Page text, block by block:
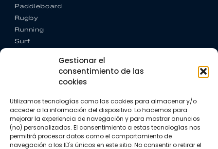
Gestionar el
consentimiento de las
cookies
Utilizamos tecnologías como las cookies para almacenar y/o
acceder a la información del dispositivo. Lo hacemos para
mejorar la experiencia de navegación y para mostrar anuncios
(no) personalizados. El consentimiento a estas tecnologías nos
permitirá procesar datos como el comportamiento de
navegación o los ID's únicos en este sitio. No consentir o retirar el
Paddleboard
Rugby
Running
Surf
CONTACTO
+34 662 342 177
info@vkssport.com
SÍGUENOS